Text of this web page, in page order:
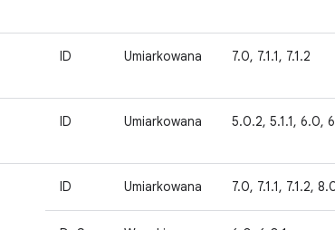
ID Umiarkowana 7.0, 7.1.1, 7.1.2
ID Umiarkowana 5.0.2, 5.1.1, 6.0,
ID Umiarkowana 7.0, 7.1.1, 7.1.2,